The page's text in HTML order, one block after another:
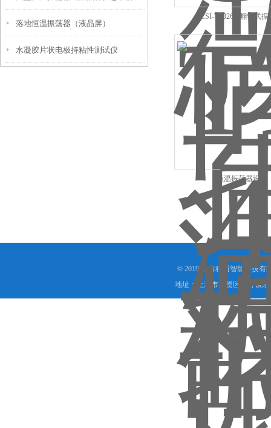
落地恒温振荡器（液晶屏）
水凝胶片状电极持粘性测试仪
CSI-TE026-4翻转式振
恒温振荡器设备
© 2019 上海程斯智能科技有
地址：上海市奉贤区庄行镇东